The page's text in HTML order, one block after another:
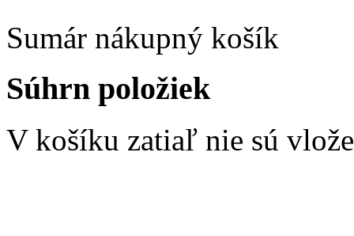
Sumár nákupný košík
Súhrn položiek
V košíku zatiaľ nie sú